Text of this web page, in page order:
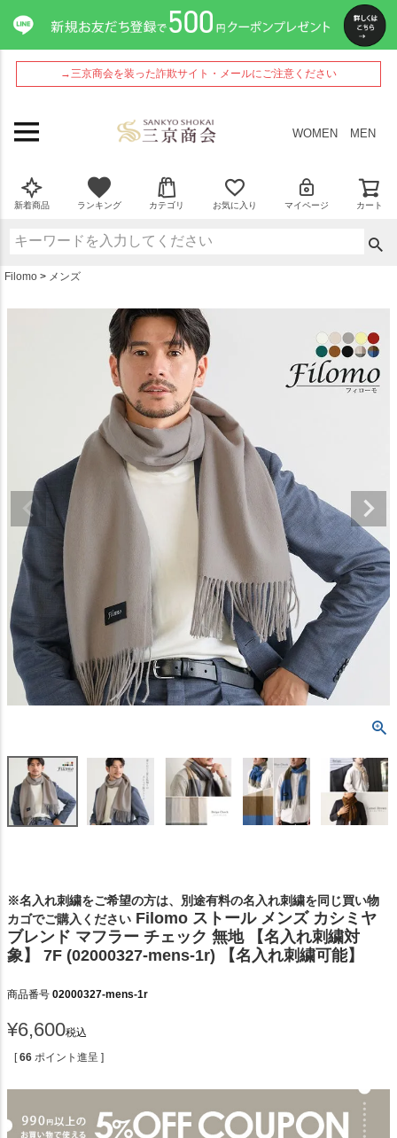
→三京商会を装った詐欺サイト・メールにご注意ください
WOMEN MEN
新着商品 ランキング カテゴリ お気に入り マイページ カート
Filomo メンズ
※名入れ刺繍をご希望の方は、別途有料の名入れ刺繍を同じ買い物
カゴでご購入ください Filomo ストール メンズ カシミヤ
ブレンド マフラー チェック 無地 【名入れ刺繍対
象】 7F (02000327-mens-1r) 【名入れ刺繍可能】
商品番号 02000327-mens-1r
¥6,600税込
[ 66 ポイント進呈 ]
ペー
ジト
ップ
へ